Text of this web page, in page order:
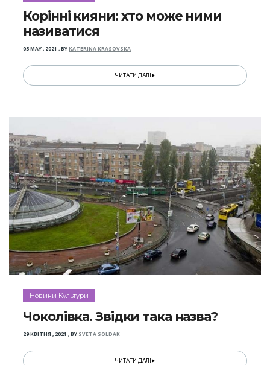
Корінні кияни: хто може ними
називатися
05 MAY , 2021 ,BYKATERINA KRASOVSKA
ЧИТАТИ ДАЛІ
Новини Культури
Чоколівка. Звідки така назва?
29 КВІТНЯ , 2021 ,BY SVETA SOLDAK
ЧИТАТИ ДАЛІ